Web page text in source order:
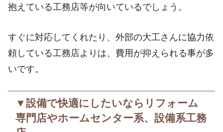
抱えている工務店等が向いているでしょう。
すぐに対応してくれたり、外部の大工さんに協力依
頼している工務店よりは、費用が抑えられる事が多
いです。
▼設備で快適にしたいならリフォーム
専門店やホームセンター系、設備系工務